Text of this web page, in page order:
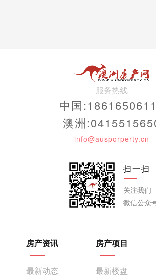
服务热线
中国
澳洲
info@ausporperty.cn
扫一扫
关注我们
微信公众
房产资讯
最新动态
房产项目
最新楼盘